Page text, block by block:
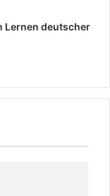
Lernen deutscher